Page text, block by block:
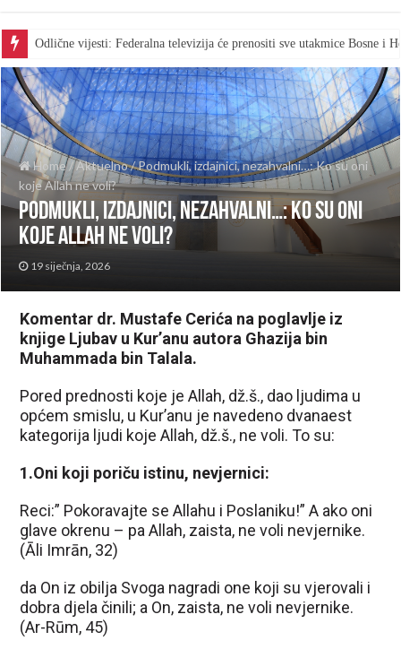
Odlične vijesti: Federalna televizija će prenositi sve utakmice Bosne i
Gest za pohvalu: Bingo skratio vrijeme marketa kako bi radnici gledali
Home /Aktuelno/Podmukli, izdajnici, nezahvalni…: Ko su oni
koje Allah ne voli?
Podmukli, izdajnici, nezahvalni…: Ko su oni
koje Allah ne voli?
19 siječnja, 2026
Komentar dr. Mustafe Cerića na poglavlje iz
knjige Ljubav u Kur’anu autora Ghazija bin
Muhammada bin Talala.
Pored prednosti koje je Allah, dž.š., dao ljudima u
općem smislu, u Kur’anu je navedeno dvanaest
kategorija ljudi koje Allah, dž.š., ne voli. To su:
1.Oni koji poriču istinu, nevjernici:
Reci:” Pokoravajte se Allahu i Poslaniku!” A ako oni
glave okrenu – pa Allah, zaista, ne voli nevjernike.
(Āli Imrān, 32)
da On iz obilja Svoga nagradi one koji su vjerovali i
dobra djela činili; a On, zaista, ne voli nevjernike.
(Ar-Rūm, 45)